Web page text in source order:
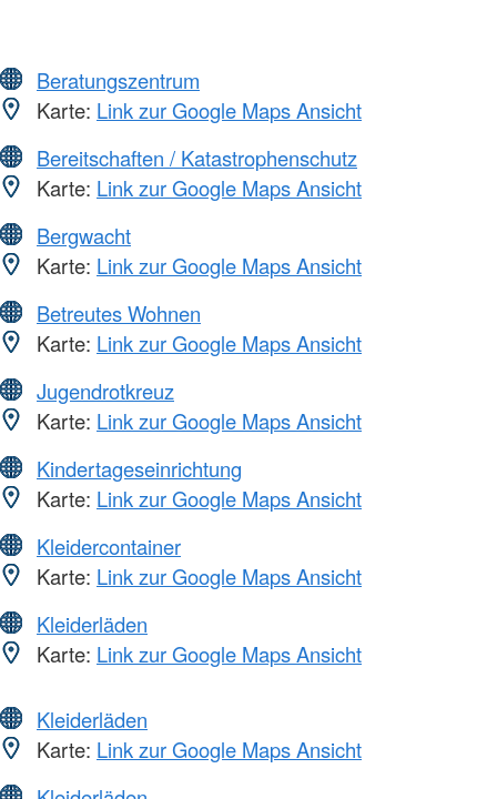
Beratungszentrum
Karte: Link zur Google Maps Ansicht
Bereitschaften / Katastrophenschutz
Karte: Link zur Google Maps Ansicht
Bergwacht
Karte: Link zur Google Maps Ansicht
Betreutes Wohnen
Karte: Link zur Google Maps Ansicht
Jugendrotkreuz
Karte: Link zur Google Maps Ansicht
Kindertageseinrichtung
Karte: Link zur Google Maps Ansicht
Kleidercontainer
Karte: Link zur Google Maps Ansicht
Kleiderläden
Karte: Link zur Google Maps Ansicht
Kleiderläden
Karte: Link zur Google Maps Ansicht